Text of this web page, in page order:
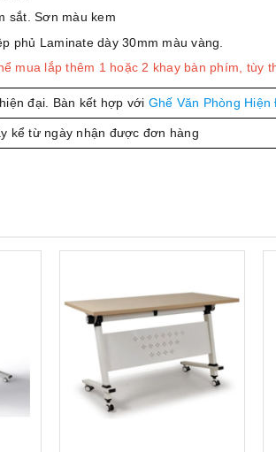
sắt. Sơn màu kem
phủ Laminate dày 30mm màu vàng.
mua lắp thêm 1 hoặc 2 khay bàn phím, tùy
đại. Bàn kết hợp với Ghế Văn Phòng Hiện
kể từ ngày nhận được đơn hàng